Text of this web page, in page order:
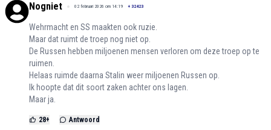
Nogniet 02 februari 2026 om 14:19 + 32423
Wehrmacht en SS maakten ook ruzie.
Maar dat ruimt de troep nog niet op.
De Russen hebben miljoenen mensen verloren om deze troep op te
ruimen.
Helaas ruimde daarna Stalin weer miljoenen Russen op.
Ik hoopte dat dit soort zaken achter ons lagen.
Maar ja.
28+ Antwoord